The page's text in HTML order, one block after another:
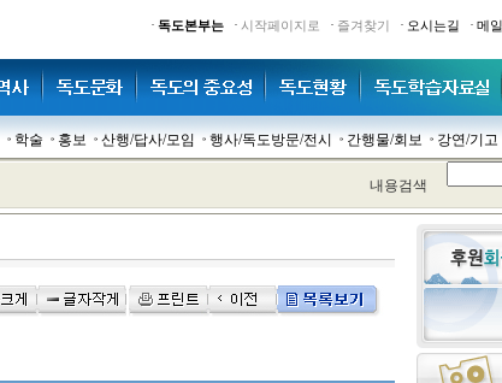
· 독도본부는 · 시작페이지로 · 즐겨찾기 · 오시는길 · 메
학술 홍보 산행/답사/모임 행사/독도방문/전시 간행물/회보 강연/기고
내용검색